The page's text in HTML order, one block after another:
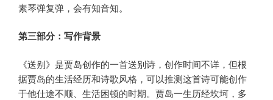
素琴弹复弹，会有知音知。
第三部分：写作背景
《送别》是贾岛创作的一首送别诗，创作时间不详，但根
据贾岛的生活经历和诗歌风格，可以推测这首诗可能创作
于他仕途不顺、生活困顿的时期。贾岛一生历经坎坷，多